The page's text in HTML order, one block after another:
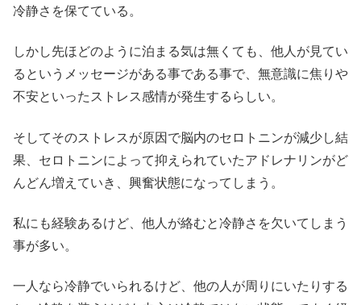
冷静さを保てている。
しかし先ほどのように泊まる気は無くても、他人が見てい
るというメッセージがある事である事で、無意識に焦りや
不安といったストレス感情が発生するらしい。
そしてそのストレスが原因で脳内のセロトニンが減少し結
果、セロトニンによって抑えられていたアドレナリンがど
んどん増えていき、興奮状態になってしまう。
私にも経験あるけど、他人が絡むと冷静さを欠いてしまう
事が多い。
一人なら冷静でいられるけど、他の人が周りにいたりする